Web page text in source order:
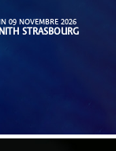
09 NOVEMBRE 2026
STRASBOURG